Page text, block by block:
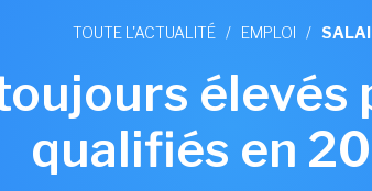
TOUTE L'ACTUALITÉ / EMPLOI /
élevés
qualifiés en